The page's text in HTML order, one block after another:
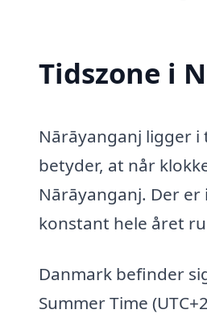
Tidszone i
Nārāyanganj ligger i
betyder, at når
Nārāyanganj. Der
konstant hele året
Danmark befinder
Summer Time